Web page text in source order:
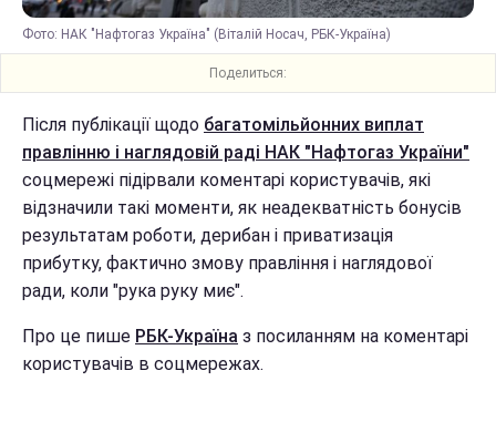
Фото: НАК "Нафтогаз Україна" (Віталій Носач, РБК-Україна)
Поделиться:
Після публікації щодо багатомільйонних виплат
правлінню і наглядовій раді НАК "Нафтогаз України"
соцмережі підірвали коментарі користувачів, які
відзначили такі моменти, як неадекватність бонусів
результатам роботи, дерибан і приватизація
прибутку, фактично змову правління і наглядової
ради, коли "рука руку миє".
Про це пише РБК-Україна з посиланням на коментарі
користувачів в соцмережах.